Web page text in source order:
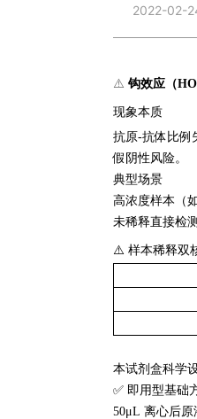
2022-02-
⚠️ 钩效应（
现象本质
抗原-抗体比例
假阴性风险。
典型场景
高浓度样本（
未稀释直接检
⚠️ 样本稀释双
本试剂盒科学
✅ 即用型基础
50μL 离心后